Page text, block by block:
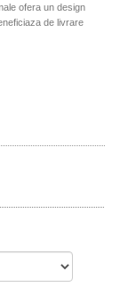
ofera un design
de livrare